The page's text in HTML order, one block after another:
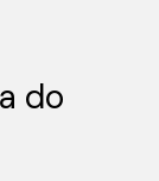
do